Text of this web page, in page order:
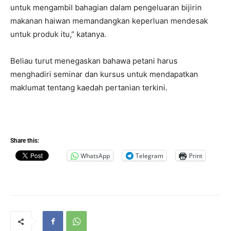
untuk mengambil bahagian dalam pengeluaran bijirin
makanan haiwan memandangkan keperluan mendesak
untuk produk itu,” katanya.
Beliau turut menegaskan bahawa petani harus
menghadiri seminar dan kursus untuk mendapatkan
maklumat tentang kaedah pertanian terkini.
Share this:
WhatsApp Telegram Print